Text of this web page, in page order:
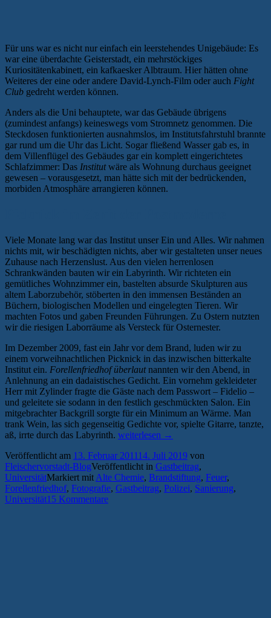
Für uns war es nicht nur einfach ein leerstehendes Unigebäude: Es
war eine überdachte Geisterstadt, ein mehrstöckiges
Kuriositätenkabinett, ein kafkaesker Albtraum. Hier hätten ohne
Weiteres der eine oder andere David-Lynch-Film oder auch Fight
Club gedreht werden können.
Anders als die Uni behauptete, war das Gebäude übrigens
(zumindest anfangs) keineswegs vom Stromnetz genommen. Die
Steckdosen funktionierten ausnahmslos, im Institutsfahrstuhl brannte
gar rund um die Uhr das Licht. Sogar fließend Wasser gab es, in
dem Villenflügel des Gebäudes gar ein komplett eingerichtetes
Schlafzimmer: Das Institutwäre als Wohnung durchaus geeignet
gewesen – vorausgesetzt, man hätte sich mit der bedrückenden,
morbiden Atmosphäre arrangieren können.
Viele Monate lang war das Institut unser Ein und Alles. Wir nahmen
nichts mit, wir beschädigten nichts, aber wir gestalteten unser neues
Zuhause nach Herzenslust. Aus den vielen herrenlosen
Schrankwänden bauten wir ein Labyrinth. Wir richteten ein
gemütliches Wohnzimmer ein, bastelten absurde Skulpturen aus
altem Laborzubehör, stöberten in den immensen Beständen an
Büchern, biologischen Modellen und eingelegten Tieren. Wir
machten Fotos und gaben Freunden Führungen. Zu Ostern nutzten
wir die riesigen Laborräume als Versteck für Osternester.
Im Dezember 2009, fast ein Jahr vor dem Brand, luden wir zu
einem vorweihnachtlichen Picknick in das inzwischen bitterkalte
Institut ein. Forellenfriedhof überlautnannten wir den Abend, in
Anlehnung an ein dadaistisches Gedicht. Ein vornehm gekleideter
Herr mit Zylinder fragte die Gäste nach dem Passwort – Fidelio –
und geleitete sie sodann in den festlich geschmückten Salon. Ein
mitgebrachter Backgrill sorgte für ein Minimum an Wärme. Man
trank Wein, las sich gegenseitig Gedichte vor, spielte Gitarre, tanzte,
aß, irrte durch das Labyrinth. „Die
Chemie:
Ein
Nachruf“
weiterlesen →
Veröffentlicht am 13. Februar 201114. Juli 2019 von
Fleischervorstadt-BlogVeröffentlicht in Gastbeitrag,
UniversitätMarkiert mit Alte Chemie, Brandstiftung, Feuer,
Forellenfriedhof, Fotografie, Gastbeitrag, Polizei, Sanierung,
Universität15 Kommentare